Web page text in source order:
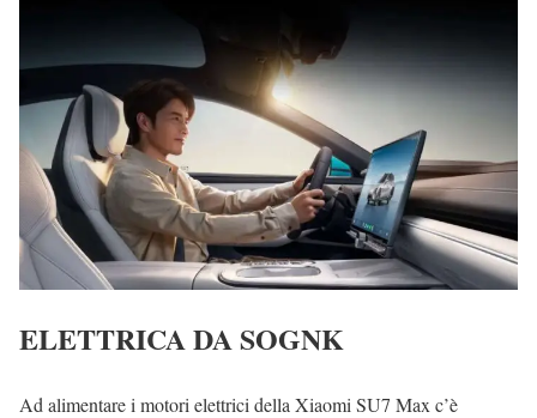
ELETTRICA DA SOGNK
Ad alimentare i motori elettrici della Xiaomi SU7 Max c’è